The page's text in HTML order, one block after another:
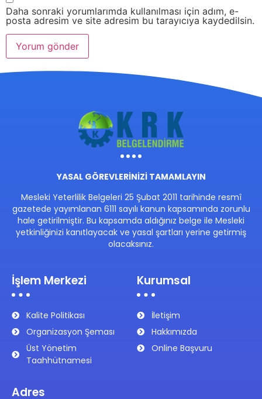
Daha sonraki yorumlarımda kullanılması için adım, e-
posta adresim ve site adresim bu tarayıcıya kaydedilsin.
YASAL GÖREVLERİNİZİ TAMAMLAYIN
Mesleki Yeterlilik Belgeleri 25 Şubat 2011 tarihinde resmî
gazetede yayımlanan 6111 sayılı kanun kapsamında zorunlu
hale getirilmiştir. Bu kapsamda aldığınız belge ile Mesleki
yetkinliğinizi kanıtlayacak ve yasal şartları yerine getirmiş
olacaksınız.
İşlem Merkezi
Kalite Politikası
Organizasyon Şeması
Üst Yönetim
Taahhütnamesi
Kurumsal
İletişim
Hakkımızda
Online Başvuru
Adres